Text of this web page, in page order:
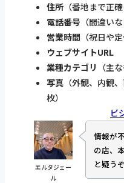
住所 （番地まで正確
電話番号 （間違いな
営業時間 （祝日や
ウェブサイトURL
業種カテゴリ （主
写真 （外観、内観
枚）
ビ
エルタジェー
ル
情報が
の店、
と疑うぞ